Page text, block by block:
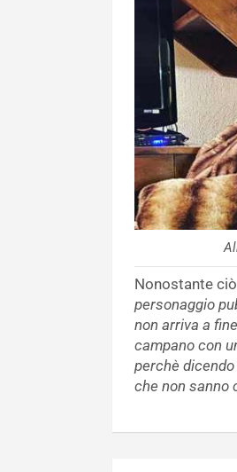
Nonostante
personaggio
non arriva a
campano con
perchè
che non sanno